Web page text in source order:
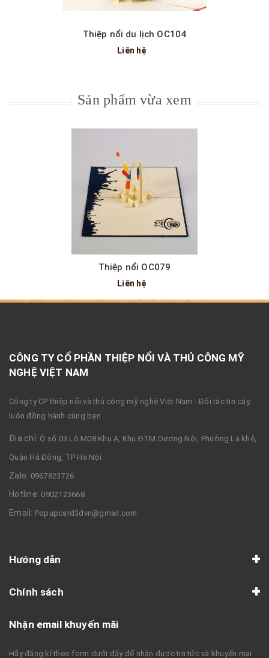
Thiệp nổi du lịch OC104
Liên hệ
Sản phẩm vừa xem
Thiệp nổi OC079
Liên hệ
CÔNG TY CỔ PHẦN THIỆP NỔI VÀ THỦ CÔNG MỸ
NGHỆ VIỆT NAM
Công ty CP thiệp nổi và thủ công mỹ nghệ Việt Nam - Đối tác tin cậy,
luôn đồng hành cùng bạn
Địa chỉ: Ô số 03 Lô M08 Khu A, Khu ĐTM Dương Nội, Phường La khê,
Quận Hà Đông, TP Hà Nội
Zalo: 0967823726
Hotline: 0902123668
Email: Popupcard3dvn@gmail.com
Hướng dẫn
Chính sách
Nhận email khuyến mãi
Hãy đăng kí theo form dưới đây để nhận được tin tức và khuyến mại